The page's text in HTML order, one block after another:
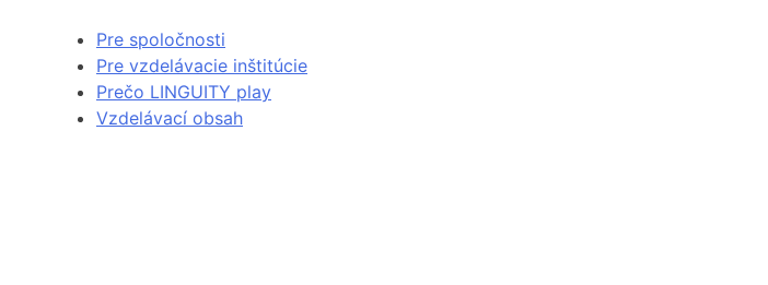
Pre spoločnosti
Pre vzdelávacie inštitúcie
Prečo LINGUITY play
Vzdelávací obsah